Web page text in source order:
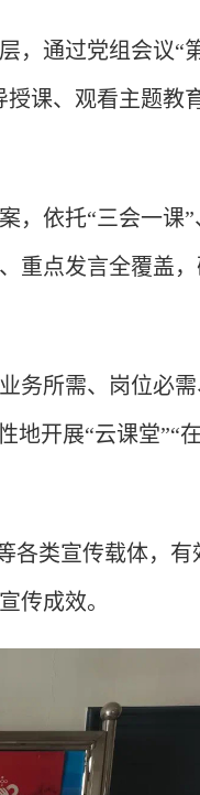
，通过党组会议“
课、观看主题教
，依托“三会一课”
重点发言全覆盖
务所需、岗位必
地开展“云课堂”“
各类宣传载体，有
传成效。